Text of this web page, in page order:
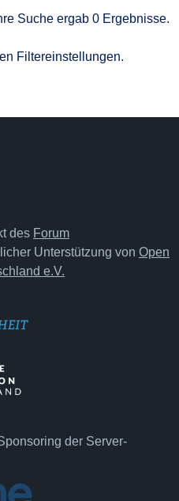
Suche ergab 0 Ergebnisse.
Filtereinstellungen.
des Forum
Unterstützung von Open
e.V.
der Server-